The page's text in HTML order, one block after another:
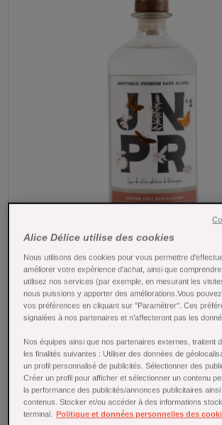
Tap to expand
Boisson sans alcool Gin
JNPR
Référence : 25637
JNPR est une marque française de
sans alcool dont l'ambition est de
offrant une alternative non alcoolisée pour
festifs. "JNPR" signifie "JUNIPER
Alice Délice utilise des cookies
Nous utilisons des cookies pour vous permettre
améliorer votre expérience d'achat, ainsi que
utilisez nos services (par exemple, en mesurant les
nous puissions y apporter des améliorations.Vous
vos préférences en cliquant sur "Paramétrer". Ces
signalées à nos partenaires et n’affecteront pas les
Nos équipes ainsi que nos partenaires externes, traitent
les finalités suivantes : Utiliser des données de
un profil personnalisé de publicités. Sélectionner des
Créer un profil pour afficher et sélectionner un contenu
la performance des publicités/annonces publicitaires
contenus. Stocker et/ou accéder à des informations
terminal. Politique et données personnelles des